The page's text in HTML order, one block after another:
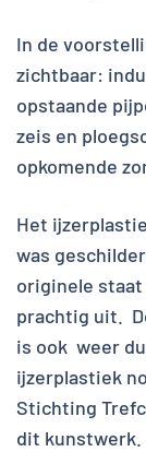
In de
zichtbaar:
opstaande
zeis en
opkomende
Het
was
originele
prachtig uit.
is ook weer
ijzerplastiek
Stichting
dit kunstwerk.